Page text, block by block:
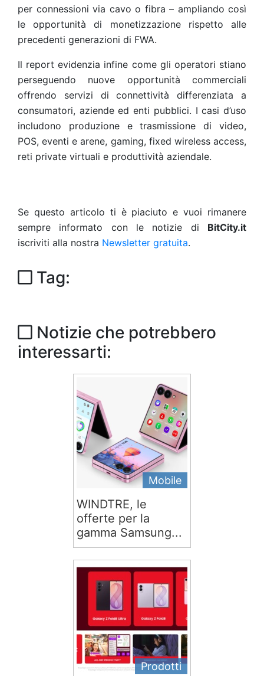
per connessioni via cavo o fibra – ampliando così
le opportunità di monetizzazione rispetto alle
precedenti generazioni di FWA.
Il report evidenzia infine come gli operatori stiano
perseguendo nuove opportunità commerciali
offrendo servizi di connettività differenziata a
consumatori, aziende ed enti pubblici. I casi d’uso
includono produzione e trasmissione di video,
POS, eventi e arene, gaming, fixed wireless access,
reti private virtuali e produttività aziendale.
Se questo articolo ti è piaciuto e vuoi rimanere
sempre informato con le notizie di BitCity.it
iscriviti alla nostra Newsletter gratuita.
Tag:
Notizie che potrebbero
interessarti:
Mobile
WINDTRE, le
offerte per la
gamma Samsung...
Prodotti